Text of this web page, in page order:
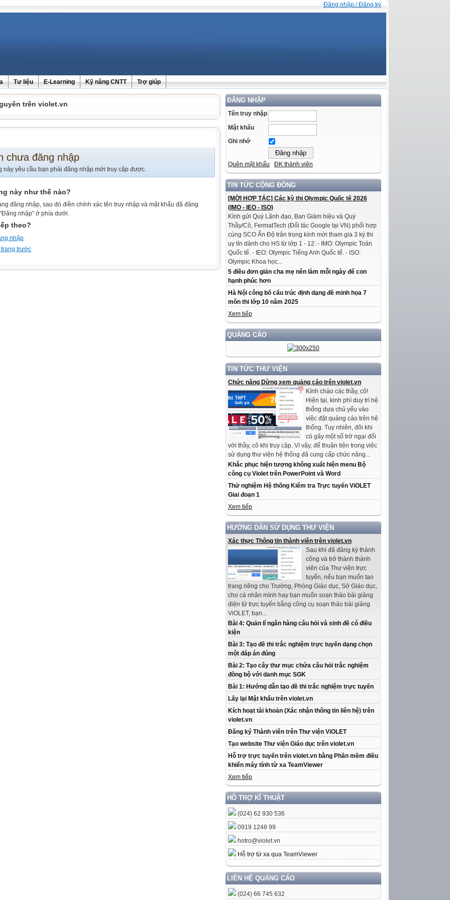
Đăng nhập / Đăng ký
Tư liệu E-Learning Kỹ năng CNTT Trợ giúp
ĐĂNG NHẬP
Tên truy nhập
Mật khẩu
Ghi nhớ
Quên mật khẩu ĐK thành viên
TIN TỨC CỘNG ĐỒNG
[MỜI HỢP TÁC] Các kỳ thi Olympic Quốc tế 2026
(IMO - IEO - ISO)
Kính gửi Quý Lãnh đạo, Ban Giám hiệu và Quý
Thầy/Cô, FermatTech (Đối tác Google tại VN) phối hợp
cùng SCO Ấn Độ trân trọng kính mời tham gia 3 kỳ thi
uy tín dành cho HS từ lớp 1 - 12: - IMO: Olympic Toán
Quốc tế. - IEO: Olympic Tiếng Anh Quốc tế. - ISO:
Olympic Khoa học...
5 điều đơn giản cha mẹ nên làm mỗi ngày để con
hạnh phúc hơn
Hà Nội công bố cấu trúc định dạng đề minh họa 7
môn thi lớp 10 năm 2025
Xem tiếp
QUẢNG CÁO
TIN TỨC THƯ VIỆN
Chức năng Dừng xem quảng cáo trên violet.vn
Kính chào các thầy, cô!
Hiện tại, kinh phí duy trì hệ
thống dựa chủ yếu vào
việc đặt quảng cáo trên hệ
thống. Tuy nhiên, đôi khi
có gây một số trở ngại đối
với thầy, cô khi truy cập. Vì vậy, để thuận tiện trong việc
sử dụng thư viện hệ thống đã cung cấp chức năng...
Khắc phục hiện tượng không xuất hiện menu Bộ
công cụ Violet trên PowerPoint và Word
Thử nghiệm Hệ thống Kiểm tra Trực tuyến ViOLET
Giai đoạn 1
Xem tiếp
HƯỚNG DẪN SỬ DỤNG THƯ VIỆN
Xác thực Thông tin thành viên trên violet.vn
Sau khi đã đăng ký thành
công và trở thành thành
viên của Thư viện trực
tuyến, nếu bạn muốn tạo
trang riêng cho Trường, Phòng Giáo dục, Sở Giáo dục,
cho cá nhân mình hay bạn muốn soạn thảo bài giảng
điện tử trực tuyến bằng công cụ soạn thảo bài giảng
ViOLET, bạn...
Bài 4: Quản lí ngân hàng câu hỏi và sinh đề có điều
kiện
Bài 3: Tạo đề thi trắc nghiệm trực tuyến dạng chọn
một đáp án đúng
Bài 2: Tạo cây thư mục chứa câu hỏi trắc nghiệm
đồng bộ với danh mục SGK
Bài 1: Hướng dẫn tạo đề thi trắc nghiệm trực tuyến
Lấy lại Mật khẩu trên violet.vn
Kích hoạt tài khoản (Xác nhận thông tin liên hệ) trên
violet.vn
Đăng ký Thành viên trên Thư viện ViOLET
Tạo website Thư viện Giáo dục trên violet.vn
Hỗ trợ trực tuyến trên violet.vn bằng Phần mềm điều
khiển máy tính từ xa TeamViewer
Xem tiếp
HỖ TRỢ KĨ THUẬT
(024) 62 930 536
0919 1248 99
hotro@violet.vn
Hỗ trợ từ xa qua TeamViewer
LIÊN HỆ QUẢNG CÁO
(024) 66 745 632
trên violet.vn
chưa đăng nhập
này yêu cầu bạn phải đăng nhập mới truy cập được.
này như thế nào?
đăng nhập, sau đó điền chính xác tên truy nhập và mật khẩu đã đăng
nhập" ở phía dưới.
theo?
nhập
trước